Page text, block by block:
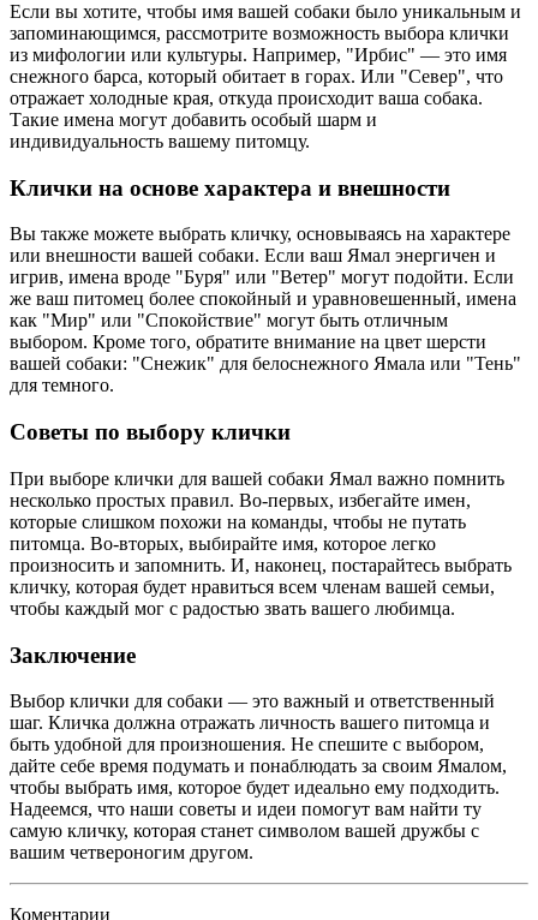
Если вы хотите, чтобы имя вашей собаки было уникальным и
запоминающимся, рассмотрите возможность выбора клички
из мифологии или культуры. Например, "Ирбис" — это имя
снежного барса, который обитает в горах. Или "Север", что
отражает холодные края, откуда происходит ваша собака.
Такие имена могут добавить особый шарм и
индивидуальность вашему питомцу.
Клички на основе характера и внешности
Вы также можете выбрать кличку, основываясь на характере
или внешности вашей собаки. Если ваш Ямал энергичен и
игрив, имена вроде "Буря" или "Ветер" могут подойти. Если
же ваш питомец более спокойный и уравновешенный, имена
как "Мир" или "Спокойствие" могут быть отличным
выбором. Кроме того, обратите внимание на цвет шерсти
вашей собаки: "Снежик" для белоснежного Ямала или "Тень"
для темного.
Советы по выбору клички
При выборе клички для вашей собаки Ямал важно помнить
несколько простых правил. Во-первых, избегайте имен,
которые слишком похожи на команды, чтобы не путать
питомца. Во-вторых, выбирайте имя, которое легко
произносить и запомнить. И, наконец, постарайтесь выбрать
кличку, которая будет нравиться всем членам вашей семьи,
чтобы каждый мог с радостью звать вашего любимца.
Заключение
Выбор клички для собаки — это важный и ответственный
шаг. Кличка должна отражать личность вашего питомца и
быть удобной для произношения. Не спешите с выбором,
дайте себе время подумать и понаблюдать за своим Ямалом,
чтобы выбрать имя, которое будет идеально ему подходить.
Надеемся, что наши советы и идеи помогут вам найти ту
самую кличку, которая станет символом вашей дружбы с
вашим четвероногим другом.
Коментарии